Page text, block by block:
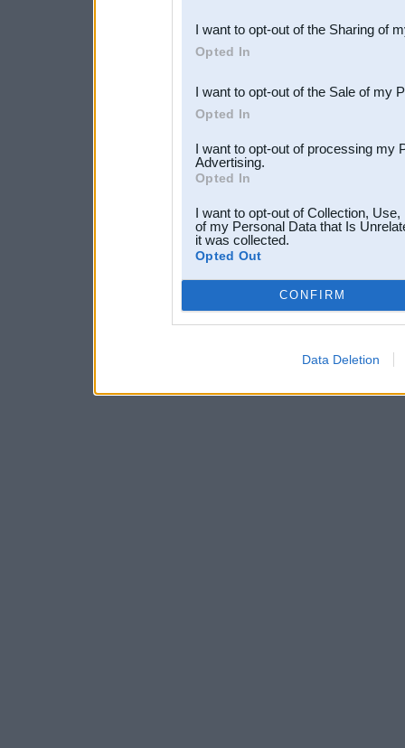
Downstream Participants
third parties.
I want to opt-out of the Sharing of
Opted In
I want to opt-out of the Sale of my
Opted In
I want to opt-out of processing my
Advertising.
Opted In
I want to opt-out of Collection,
of my Personal Data that Is
it was collected.
Opted Out
CONFIRM
Data Deletion